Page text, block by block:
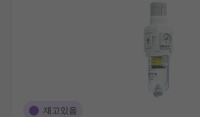
재고있음